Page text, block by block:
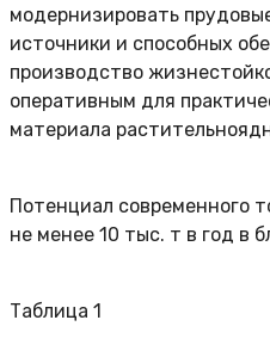
модернизировать
источники и способных
производство
оперативным для
материала
Потенциал современного
не менее 10 тыс. т в год в
Таблица 1